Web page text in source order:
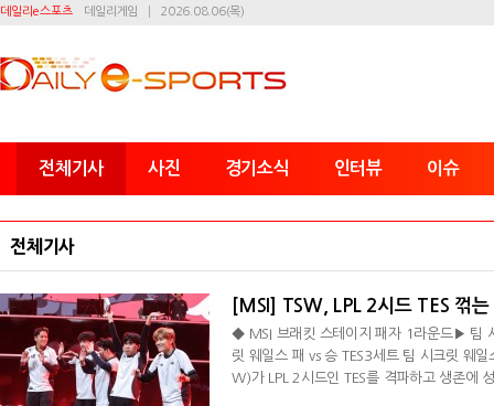
데일리e스포츠 데일리게임 2026.08.06(목)
전체기사 사진 경기소식 인터뷰 이슈
전체기사
[MSI] TSW, LPL 2시드 TES 꺾
◆ MSI 브래킷 스테이지 패자 1라운드▶ 팀
릿 웨일스 패 vs 승 TES3세트 팀 시크릿 웨
W)가 LPL 2시드인 TES를 격파하고 생존에